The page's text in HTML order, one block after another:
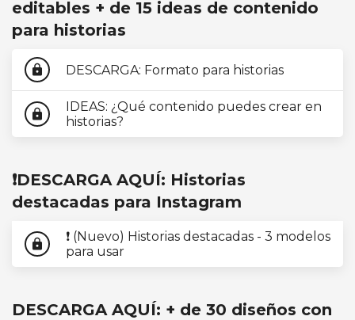
editables + de 15 ideas de contenido
para historias
lock DESCARGA: Formato para historias
lock
IDEAS: ¿Qué contenido puedes crear en
historias?
❗DESCARGA AQUÍ: Historias
destacadas para Instagram
lock
❗ (Nuevo) Historias destacadas - 3 modelos
para usar
DESCARGA AQUÍ: + de 30 diseños con